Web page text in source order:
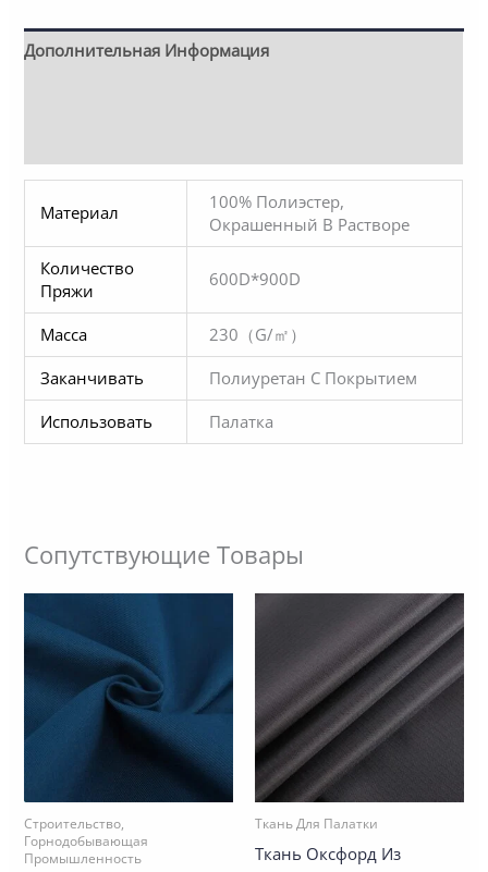
Дополнительная Информация
Материал
100% Полиэстер,
Окрашенный В Растворе
Количество
Пряжи
600D*900D
Масса
230（g/㎡）
Заканчивать
Полиуретан С Покрытием
Использовать
Палатка
Сопутствующие Товары
Строительство,
Горнодобывающая
Промышленность
Ткань Для Палатки
Ткань Оксфорд Из